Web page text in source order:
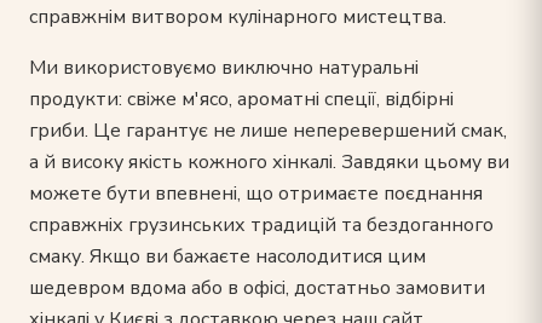
справжнім витвором кулінарного мистецтва.
Ми використовуємо виключно натуральні
продукти: свіже м'ясо, ароматні спеції, відбірні
гриби. Це гарантує не лише неперевершений смак,
а й високу якість кожного хінкалі. Завдяки цьому ви
можете бути впевнені, що отримаєте поєднання
справжніх грузинських традицій та бездоганного
смаку. Якщо ви бажаєте насолодитися цим
шедевром вдома або в офісі, достатньо замовити